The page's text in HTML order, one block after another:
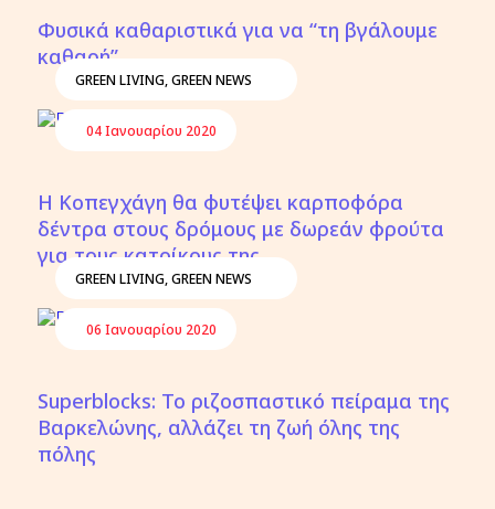
Φυσικά καθαριστικά για να “τη βγάλουμε
καθαρή”
GREEN LIVING,GREEN NEWS
04 Ιανουαρίου 2020
Η Κοπεγχάγη θα φυτέψει καρποφόρα
δέντρα στους δρόμους με δωρεάν φρούτα
για τους κατοίκους της
GREEN LIVING,GREEN NEWS
06 Ιανουαρίου 2020
Superblocks: Το ριζοσπαστικό πείραμα της
Βαρκελώνης, αλλάζει τη ζωή όλης της
πόλης